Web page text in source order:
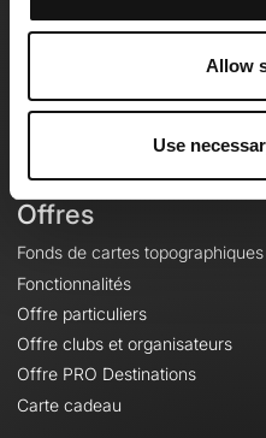
Allow
Use
À propos
Offres
Fonds de cartes topographiques
Fonctionnalités
Offre particuliers
Offre clubs et organisateurs
Offre PRO Destinations
Carte cadeau